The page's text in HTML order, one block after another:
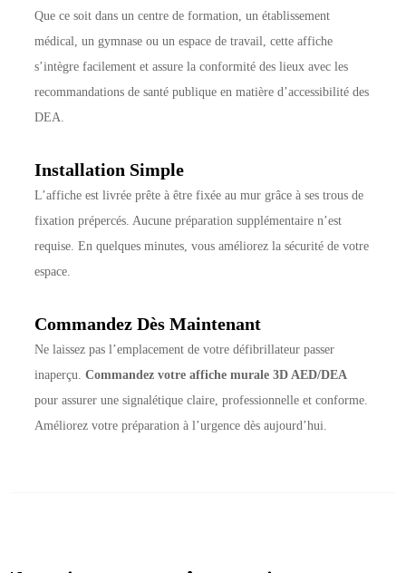
Que ce soit dans un centre de formation, un établissement
médical, un gymnase ou un espace de travail, cette affiche
s’intègre facilement et assure la conformité des lieux avec les
recommandations de santé publique en matière d’accessibilité des
DEA.
Installation Simple
L’affiche est livrée prête à être fixée au mur grâce à ses trous de
fixation prépercés. Aucune préparation supplémentaire n’est
requise. En quelques minutes, vous améliorez la sécurité de votre
espace.
Commandez Dès Maintenant
Ne laissez pas l’emplacement de votre défibrillateur passer
inaperçu.Commandez votre affiche murale 3D AED/DEA
pour assurer une signalétique claire, professionnelle et conforme.
Améliorez votre préparation à l’urgence dès aujourd’hui.